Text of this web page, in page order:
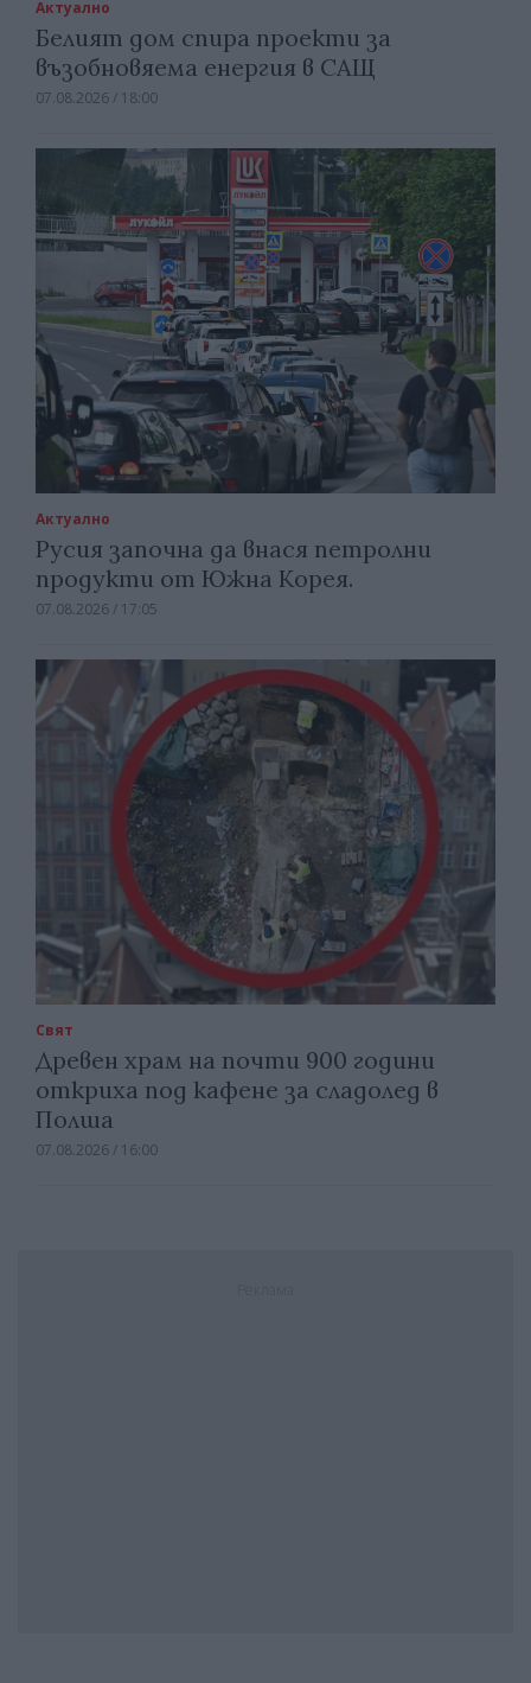
Актуално
Белият дом спира проекти за
възобновяема енергия в САЩ
07.08.2026 / 18:00
Актуално
Русия започна да внася петролни
продукти от Южна Корея.
07.08.2026 / 17:05
Свят
Древен храм на почти 900 години
откриха под кафене за сладолед в
Полша
07.08.2026 / 16:00